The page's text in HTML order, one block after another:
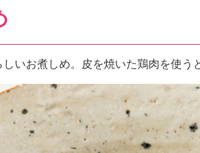
見
つ
け
よ
う
いお煮しめ。皮を焼いた鶏肉を使う